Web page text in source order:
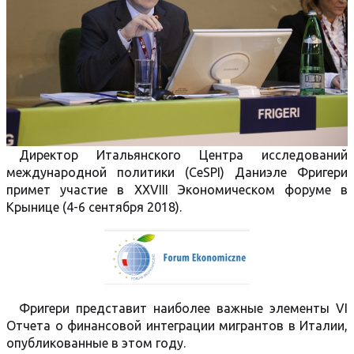
Директор Итальянского Центра исследований
международной политики (CeSPI) Даниэле Фригери
примет участие в XXVIII Экономическом форуме в
Крынице (4-6 сентября 2018).
Фригери представит наиболее важные элементы VI
Отчета о финансовой интеграции мигрантов в Италии,
опубликованные в этом году.